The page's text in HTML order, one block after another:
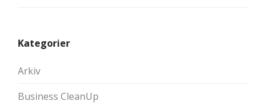
Kategorier
Arkiv
Business CleanUp